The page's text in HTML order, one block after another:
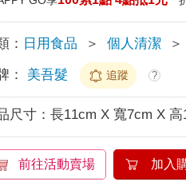
： 日用食品 ＞ 個人清潔 ＞
： 美吾髮 追蹤 ?
尺寸：長11cm X 寬7cm X 高
前往活動賣場 加入